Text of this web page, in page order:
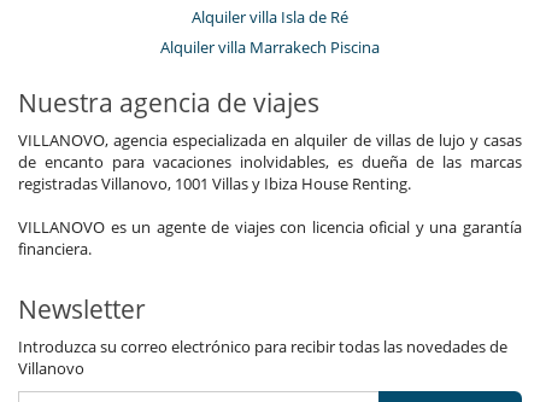
Alquiler villa Isla de Ré
Alquiler villa Marrakech Piscina
Nuestra agencia de viajes
VILLANOVO, agencia especializada en alquiler de villas de lujo y casas
de encanto para vacaciones inolvidables, es dueña de las marcas
registradas Villanovo, 1001 Villas y Ibiza House Renting.
VILLANOVO es un agente de viajes con licencia oficial y una garantía
financiera.
Newsletter
Introduzca su correo electrónico para recibir todas las novedades de
Villanovo